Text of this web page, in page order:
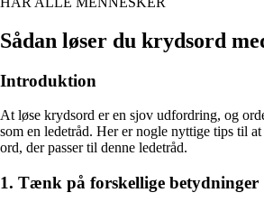
Sådan løser du krydsord
Introduktion
At løse krydsord er en sjov udfordring, og
som en ledetråd. Her er nogle nyttige tips til
ord, der passer til denne ledetråd.
1. Tænk på forskellige betydninger